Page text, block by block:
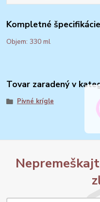
Kompletné špecifikácie
Objem: 330 ml
Tovar zaradený v
Pivné krígle